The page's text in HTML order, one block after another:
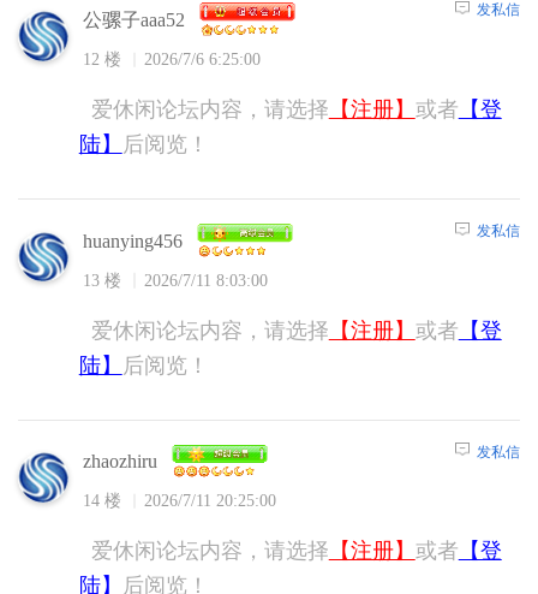
公骡子aaa52
12 楼 2026/7/6 6:25:00
发私信
爱休闲论坛内容，请选择 【注册】 或者 【登
陆】
后阅览！
huanying456
13 楼 2026/7/11 8:03:00
发私信
爱休闲论坛内容，请选择 【注册】 或者 【登
陆】
后阅览！
zhaozhiru
14 楼 2026/7/11 20:25:00
发私信
爱休闲论坛内容，请选择 【注册】 或者 【登
陆】
后阅览！